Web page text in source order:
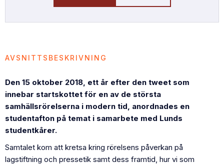
AVSNITTSBESKRIVNING
Den 15 oktober 2018, ett år efter den tweet som
innebar startskottet för en av de största
samhällsrörelserna i modern tid, anordnades en
studentafton på temat i samarbete med Lunds
studentkårer.
Samtalet kom att kretsa kring rörelsens påverkan på
lagstiftning och pressetik samt dess framtid, hur vi som